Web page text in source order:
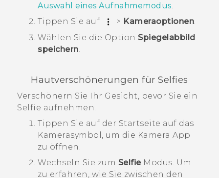
Auswahl eines Aufnahmemodus.
Tippen Sie auf
> Kameraoptionen.
Wählen Sie die Option Spiegelabbild
speichern.
Hautverschönerungen für Selfies
Verschönern Sie Ihr Gesicht, bevor Sie ein
Selfie aufnehmen.
Tippen Sie auf der Startseite auf das
Kamerasymbol, um die Kamera App
zu öffnen.
Wechseln Sie zum SelfieModus. Um
zu erfahren, wie Sie zwischen den